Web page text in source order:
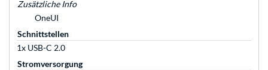
Zusätzliche Info
OneUI
Schnittstellen
1x USB-C 2.0
Stromversorgung